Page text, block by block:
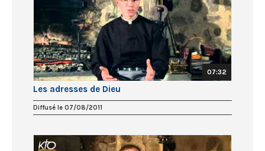
07:32
Les adresses de Dieu
Diffusé le 07/08/2011